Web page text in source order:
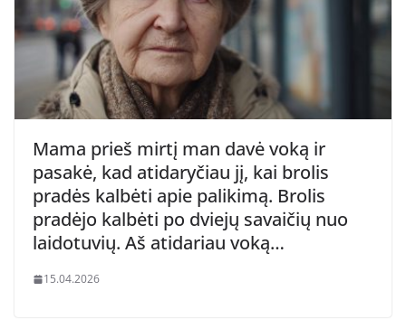
Mama prieš mirtį man davė voką ir
pasakė, kad atidaryčiau jį, kai brolis
pradės kalbėti apie palikimą. Brolis
pradėjo kalbėti po dviejų savaičių nuo
laidotuvių. Aš atidariau voką…
15.04.2026